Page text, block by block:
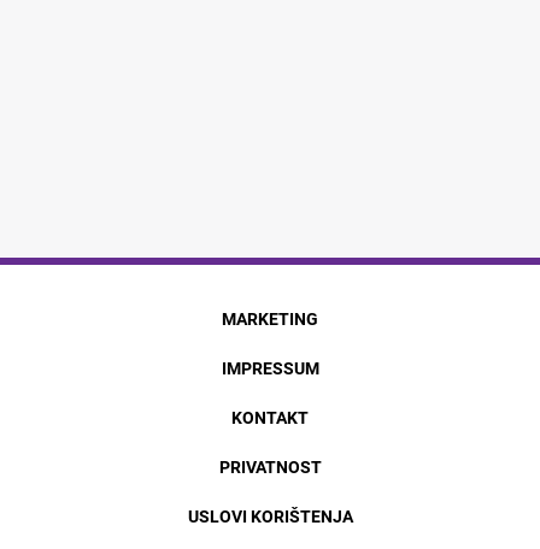
MARKETING
IMPRESSUM
KONTAKT
PRIVATNOST
USLOVI KORIŠTENJA